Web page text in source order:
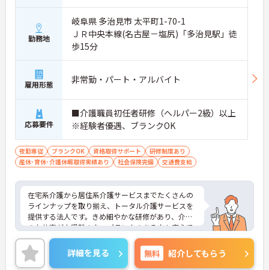
アができるのが魅力です。認知症の方を対象として
いますが、介護度はお客様によって様々。食事や入
浴、排泄などの日常生活を支援しながら、まるで家
族のように温かい時間を共有できます。「流れ作業
ではなく、じっくりと人と向き合いたい」という方
にぴったりの環境です。
＜手厚い指導と資格支援＞入社後は2週間程度の研
修期間があり、先輩と一緒に業務を覚えながら、少
リアアップ制度や、就業後の資格取得を積極的にサ
ポートする体制が整っています。
＜大手・日本生命グループだからこその安定感＞
加わった大手企業ならではのコンプライアンスと福
利厚生の充実度が安心の決め手です。基本給に加え
て最大2万円の勤続年数手当や、早朝・夜間・深夜
手当等も支給されるので頑張りが収入に直結しま
す。退職金や退職慰労金制度も整っているため、年
齢を重ねても将来の不安を感じることなく、長く腰
を据えて働き続けられる環境です。
勤務地
岐阜県 多治見市 太平町1-70-1
ＪＲ中央本線(名古屋－塩尻)「多治見駅」徒
歩15分
雇用形態 非常勤・パート・アルバイト
応募要件
■介護職員初任者研修（ヘルパー2級）以上
※経験者優遇、ブランクOK
夜勤専従 ブランクOK 資格取得サポート
研修制度あり
産休･育休･介護休暇取得実績あり
社会保険完備 交通費支給
在宅系介護から居住系介護サービスまでたくさんの
ラインナップを取り揃え、トータル介護サービスを
提供する法人です。きめ細やかな研修があり、介護
のお仕事が未経験の方、ブランクのある方も安心で
す。ご興味ある方には、面接対策ポイントなど、さ
らに詳細をお話しいたしますのでお気軽にご相談く
ださい！
詳細を見る 無料 紹介してもらう